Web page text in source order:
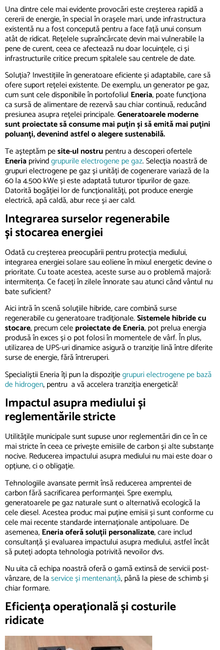
Una dintre cele mai evidente provocări este creșterea rapidă a
cererii de energie, în special în orașele mari, unde infrastructura
existentă nu a fost concepută pentru a face față unui consum
atât de ridicat. Rețelele supraîncărcate devin mai vulnerabile la
pene de curent, ceea ce afectează nu doar locuințele, ci și
infrastructurile critice precum spitalele sau centrele de date.
Soluția? Investițiile în generatoare eficiente și adaptabile, care să
ofere suport rețelei existente. De exemplu, un generator pe gaz,
cum sunt cele disponibile în portofoliul Eneria, poate funcționa
ca sursă de alimentare de rezervă sau chiar continuă, reducând
presiunea asupra rețelei principale.Generatoarele moderne
sunt proiectate să consume mai puțin și să emită mai puțini
poluanți, devenind astfel o alegere sustenabilă.
Te așteptăm pesite-ul nostrupentru a descoperi ofertele
Eneriaprivindgrupurile electrogene pe gaz. Selecția noastră de
grupuri electrogene pe gaz și unități de cogenerare variază de la
60 la 4.500 kWe și este adaptată tuturor tipurilor de gaze.
Datorită bogăției lor de funcționalități, pot produce energie
electrică, apă caldă, abur rece și aer cald.
Integrarea surselor regenerabile
șistocarea energiei
Odată cu creșterea preocupării pentru protecția mediului,
integrarea energiei solare sau eoliene în mixul energetic devine o
prioritate. Cu toate acestea, aceste surse au o problemă majoră:
intermitența. Ce faceți în zilele înnorate sau atunci când vântul nu
bate suficient?
Aici intră în scenă soluțiile hibride,care combină surse
regenerabile cu generatoare tradiționale.Sistemele hibride cu
stocare, precum celeproiectate de Eneria, pot prelua energia
produsă în exces și o pot folosi în momentele de vârf. În plus,
utilizarea de UPS-uri dinamice asigură o tranziție lină între diferite
surse de energie, fără întreruperi.
Specialiștii Eneria îți pun la dispozițiegrupuri electrogene pe bază
de hidrogen, pentru a vă accelera tranziția energetică!
Impactul asupra mediului și
reglementările stricte
Utilitățile municipale sunt supuse unor reglementări din ce în ce
mai stricte în ceea ce privește emisiile de carbon și alte substanțe
nocive. Reducerea impactului asupra mediului nu mai este doar o
opțiune, ci o obligație.
Tehnologiile avansate permit însă reducerea amprentei de
carbon fără sacrificarea performanței. Spre exemplu,
generatoarele pe gaz naturale sunt o alternativă ecologică la
cele diesel. Acestea produc mai puține emisii și sunt conforme cu
cele mai recente standarde internaționale antipoluare. De
asemenea,Eneria oferă soluții personalizate, care includ
consultanță și evaluarea impactului asupra mediului, astfel încât
să puteți adopta tehnologia potrivită nevoilor dvs.
Nu uita că echipa noastră oferă o gamă extinsă de servicii post-
vânzare, de laservice și mentenanță, până la piese de schimb și
chiar formare.
Eficiența operațională și costurile
ridicate